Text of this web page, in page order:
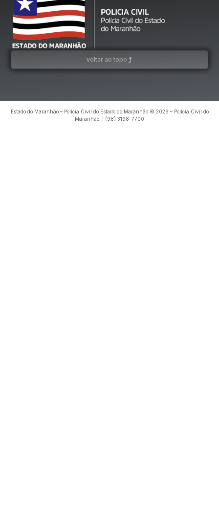
voltar ao topo
Estado do Maranhão – Polícia Civil do Estado do Maranhão © 2026 – Polícia Civil do
Maranhão. | (98) 3198-7700